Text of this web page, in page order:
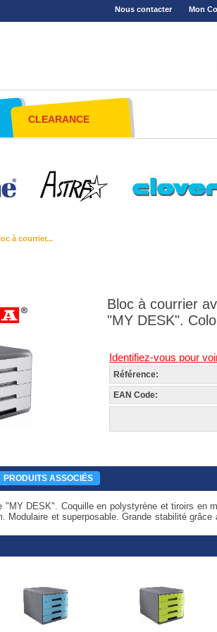
Nous contacter Mon
CLEARANCE
à courrier...
Bloc à courrier
"MY DESK".
Identifiez-vous pour
Référence:
EAN Code:
PRODUITS ASSOCIÉS
"MY DESK". Coquille en polystyrène et tiroirs en
Modulaire et superposable. Grande stabilité